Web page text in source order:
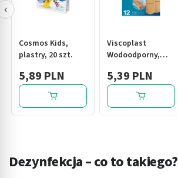
Cosmos Kids,
plastry, 20 szt.
5,89 PLN
Viscoplast
Wodoodporny,
5,39 PLN
‹
Dezynfekcja – co to takiego?